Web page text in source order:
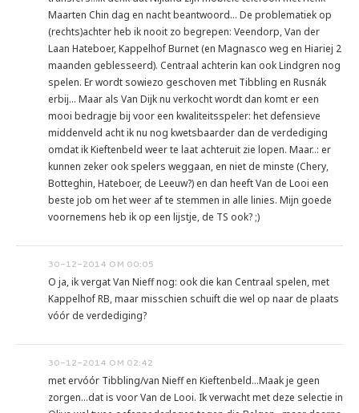
Maarten Chin dag en nacht beantwoord... De problematiek op
(rechts)achter heb ik nooit zo begrepen: Veendorp, Van der
Laan Hateboer, Kappelhof Burnet (en Magnasco weg en Hiariej 2
maanden geblesseerd). Centraal achterin kan ook Lindgren nog
spelen. Er wordt sowiezo geschoven met Tibbling en Rusnák
erbij... Maar als Van Dijk nu verkocht wordt dan komt er een
mooi bedragje bij voor een kwaliteitsspeler: het defensieve
middenveld acht ik nu nog kwetsbaarder dan de verdediging
omdat ik Kieftenbeld weer te laat achteruit zie lopen. Maar..: er
kunnen zeker ook spelers weggaan, en niet de minste (Chery,
Botteghin, Hateboer, de Leeuw?) en dan heeft Van de Looi een
beste job om het weer af te stemmen in alle linies. Mijn goede
voornemens heb ik op een lijstje, de TS ook? ;)
30-12-2014 OM 00:05
O ja, ik vergat Van Nieff nog: ook die kan Centraal spelen, met
Kappelhof RB, maar misschien schuift die wel op naar de plaats
vóór de verdediging?
30-12-2014 OM 02:42
met ervóór Tibbling/van Nieff en Kieftenbeld...Maak je geen
zorgen...dat is voor Van de Looi. Ik verwacht met deze selectie in